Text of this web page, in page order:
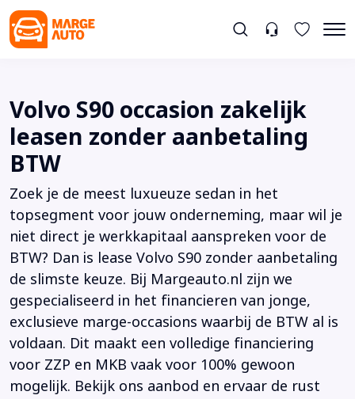
Volvo S90 occasion zakelijk
leasen zonder aanbetaling
BTW
Zoek je de meest luxueuze sedan in het
topsegment voor jouw onderneming, maar wil je
niet direct je werkkapitaal aanspreken voor de
BTW? Dan is lease Volvo S90 zonder aanbetaling
de slimste keuze. Bij Margeauto.nl zijn we
gespecialiseerd in het financieren van jonge,
exclusieve marge-occasions waarbij de BTW al is
voldaan. Dit maakt een volledige financiering
voor ZZP en MKB vaak voor 100% gewoon
mogelijk. Bekijk ons aanbod en ervaar de rust